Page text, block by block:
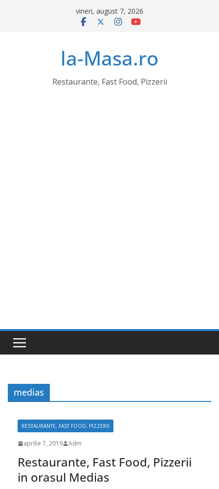
vineri, august 7, 2026
la-Masa.ro
Restaurante, Fast Food, Pizzerii
medias
RESTAURANTE, FAST FOOD, PIZZERII
aprilie 7, 2019 Adm
Restaurante, Fast Food, Pizzerii
in orasul Medias